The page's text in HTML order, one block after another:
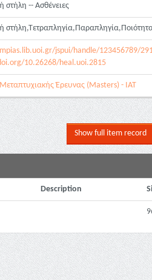
στήλη -- Ασθένειες
jspui/handle/123456789/
10.26268/heal.uoi.2815
Μεταπτυχιακής Έρευνας (Masters) - ΙΑΤ
Show full item record
Description